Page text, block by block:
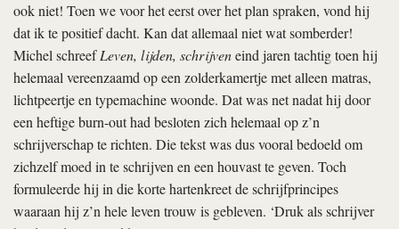
ook niet! Toen we voor het eerst over het plan spraken, vond hij
dat ik te positief dacht. Kan dat allemaal niet wat somberder!
Michel schreefLeven, lijden, schrijveneind jaren tachtig toen hij
helemaal vereenzaamd op een zolderkamertje met alleen matras,
lichtpeertje en typemachine woonde. Dat was net nadat hij door
een heftige burn-out had besloten zich helemaal op z’n
schrijverschap te richten. Die tekst was dus vooral bedoeld om
zichzelf moed in te schrijven en een houvast te geven. Toch
formuleerde hij in die korte hartenkreet de schrijfprincipes
waaraan hij z’n hele leven trouw is gebleven. ‘Druk als schrijver